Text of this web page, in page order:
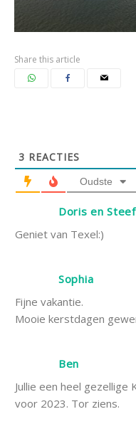
Share this article
3 REACTIES
Oudste
Doris en Steef
Geniet van Texel:)
Sophia
Fijne vakantie.
Mooie kerstdagen
Ben
Jullie een heel
voor 2023. Tor ziens.